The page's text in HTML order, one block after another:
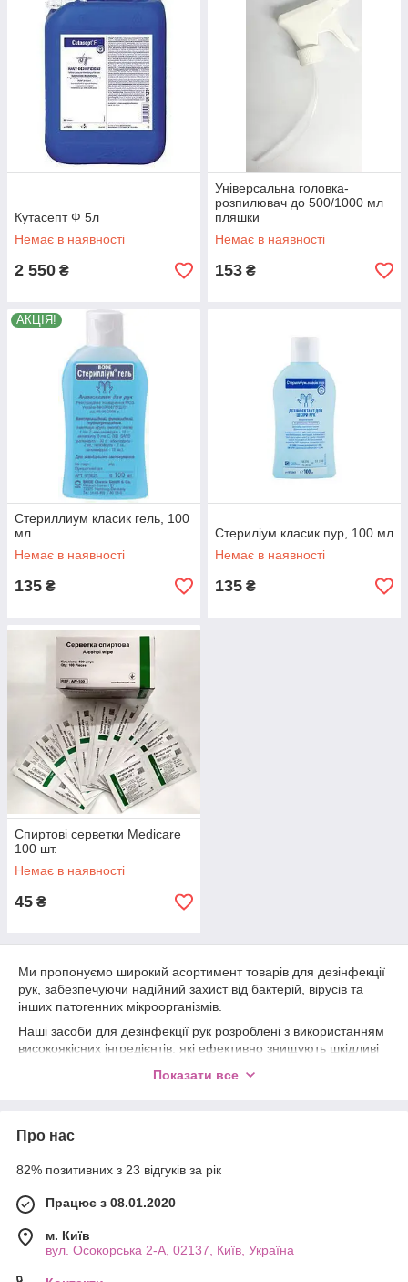
Кутасепт Ф 5л
Немає в наявності
2 550 ₴
Універсальна головка-
розпилювач до 500/1000 мл
пляшки
Немає в наявності
153 ₴
АКЦІЯ!
Стериллиум класик гель, 100
мл
Немає в наявності
135 ₴
Стериліум класик пур, 100 мл
Немає в наявності
135 ₴
Спиртові серветки Medicare
100 шт.
Немає в наявності
45 ₴
Ми пропонуємо широкий асортимент товарів для дезінфекції
рук, забезпечуючи надійний захист від бактерій, вірусів та
інших патогенних мікроорганізмів.
Наші засоби для дезінфекції рук розроблені з використанням
високоякісних інгредієнтів, які ефективно знищують шкідливі
ідеально підходять для використання в салонах краси,
З нашими продуктами для дезінфекції рук ви можете бути
пропонуємо різноманітні форми та типи засобів – від рідких
антисептиків до спреїв та гелів – щоб задовольнити усі ваші
потреби та уподобання.
Довіртеся нам, щоб забезпечити вашу безпеку та
благополуччя. Купуйте у нас сьогодні та насолоджуйтесь
Показати все
Про нас
82% позитивних з 23 відгуків за рік
Працює з 08.01.2020
м. Київ
вул. Осокорська 2-А, 02137, Київ, Україна